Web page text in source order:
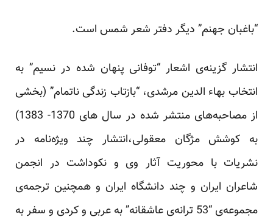
“باغبان جهنم” دیگر دفتر شعر شمس است.
انتشار گزینه‌ی اشعار “توفانی پنهان شده در نسیم” به
انتخاب بهاء الدین مرشدی، “بازتاب زندگی ناتمام” (بخشی
از مصاحبه‌های منتشر شده در سال های 1370- 1383)
به کوشش مژگان معقولی،انتشار چند ویژه‌نامه در
نشریات با محوریت آثار وی و نکوداشت در انجمن
شاعران ایران و چند دانشگاه ایران و همچنین ترجمه‌ی
مجموعه‌ی “53 ترانه‌ی عاشقانه” به عربی و کردی و سفر به